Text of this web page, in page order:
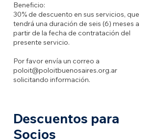
Beneficio:
30% de descuento en sus servicios, que
tendrá una duración de seis (6) meses a
partir de la fecha de contratación del
presente servicio.
Por favor envía un correo a
poloit@poloitbuenosaires.org.ar
solicitando información.
Descuentos para
Socios